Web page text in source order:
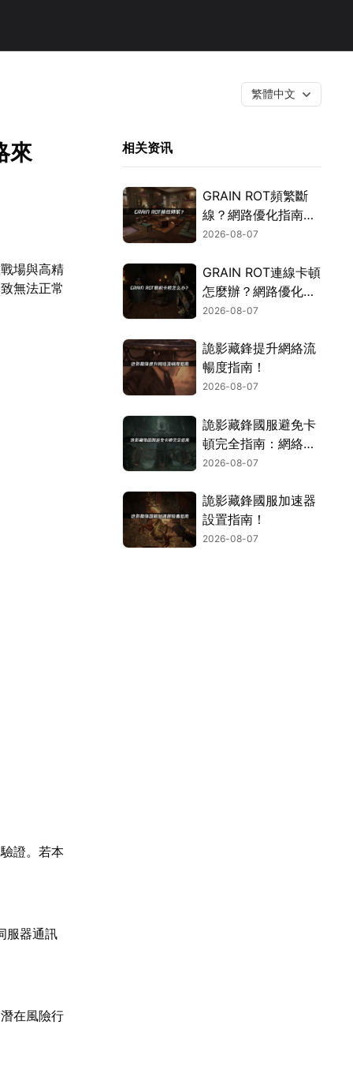
繁體中文
來
場與高精
無法正常
證。若本
服器通訊
在風險行
相关资讯
GRAIN ROT頻繁斷
線？網路優化指南一
次搞定！
2026-08-07
GRAIN ROT連線卡頓
怎麼辦？網路優化這
樣解決！
2026-08-07
詭影藏鋒提升網絡流
暢度指南！
2026-08-07
詭影藏鋒國服避免卡
頓完全指南：網絡優
化與解決技巧！
2026-08-07
詭影藏鋒國服加速器
設置指南！
2026-08-07